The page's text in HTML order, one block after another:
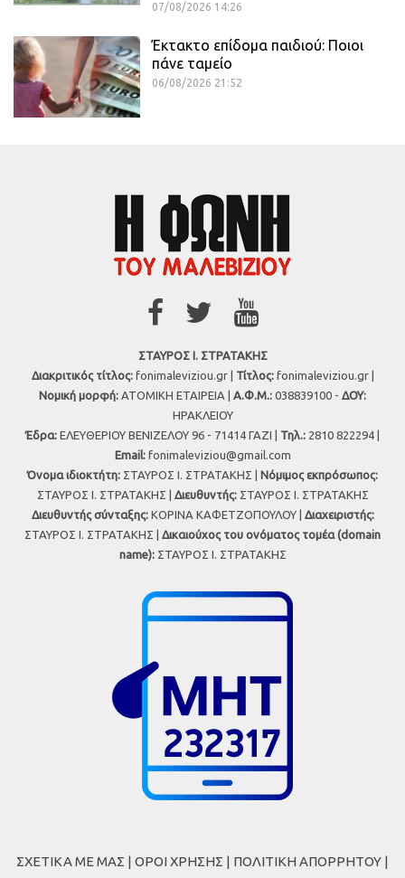
07/08/2026 14:26
Έκτακτο επίδομα παιδιού: Ποιοι
πάνε ταμείο
06/08/2026 21:52
ΣΤΑΥΡΟΣ Ι. ΣΤΡΑΤΑΚΗΣ
Διακριτικός τίτλος:fonimaleviziou.gr | Τίτλος:fonimaleviziou.gr |
Νομική μορφή: ΑΤΟΜΙΚΗ ΕΤΑΙΡΕΙΑ | Α.Φ.Μ.: 038839100 - ΔΟΥ:
ΗΡΑΚΛΕΙΟΥ
Έδρα: ΕΛΕΥΘΕΡΙΟΥ ΒΕΝΙΖΕΛΟΥ 96 - 71414 ΓΑΖΙ | Τηλ.: 2810 822294 |
Εmail: fonimaleviziou@gmail.com
Όνομα ιδιοκτήτη: ΣΤΑΥΡΟΣ Ι. ΣΤΡΑΤΑΚΗΣ | Νόμιμος εκπρόσωπος:
ΣΤΑΥΡΟΣ Ι. ΣΤΡΑΤΑΚΗΣ | Διευθυντής:ΣΤΑΥΡΟΣ Ι. ΣΤΡΑΤΑΚΗΣ
Διευθυντής σύνταξης:ΚΟΡΙΝΑ ΚΑΦΕΤΖΟΠΟΥΛΟΥ | Διαχειριστής:
ΣΤΑΥΡΟΣ Ι. ΣΤΡΑΤΑΚΗΣ | Δικαιούχος του ονόματος τομέα (domain
name):ΣΤΑΥΡΟΣ Ι. ΣΤΡΑΤΑΚΗΣ
ΣΧΕΤΙΚΑ ΜΕ ΜΑΣ | ΟΡΟΙ ΧΡΗΣΗΣ | ΠΟΛΙΤΙΚΗ ΑΠΟΡΡΗΤΟΥ |